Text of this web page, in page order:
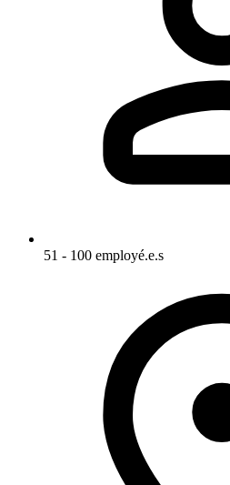
51 - 100 employé.e.s